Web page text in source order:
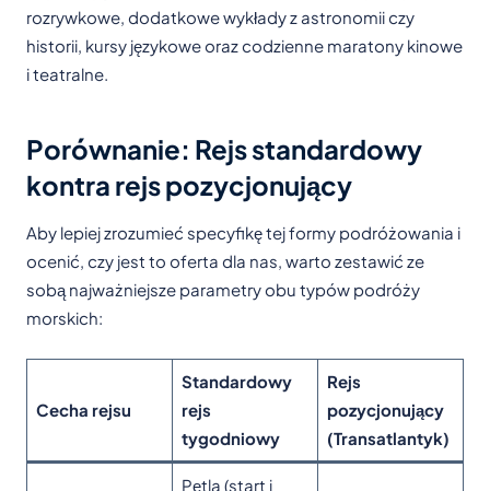
rozrywkowe, dodatkowe wykłady z astronomii czy
historii, kursy językowe oraz codzienne maratony kinowe
i teatralne.
Porównanie: Rejs standardowy
kontra rejs pozycjonujący
Aby lepiej zrozumieć specyfikę tej formy podróżowania i
ocenić, czy jest to oferta dla nas, warto zestawić ze
sobą najważniejsze parametry obu typów podróży
morskich:
Cecha rejsu
Standardowy
rejs
tygodniowy
Rejs
pozycjonujący
(Transatlantyk)
Pętla (start i